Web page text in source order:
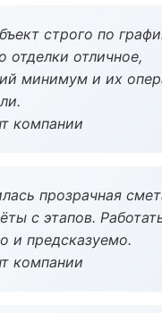
строго по
отделки отличное,
минимум и их
компании
прозрачная
с этапов.
и предсказуемо.
компании